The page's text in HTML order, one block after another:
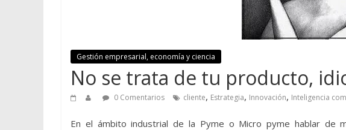
Gestión empresarial, economía y ciencia
No se trata de tu producto,
0 Comentarios cliente, Estrategia, Innovación, Inteligencia
En el ámbito industrial de la Pyme o Micro pyme hablar de